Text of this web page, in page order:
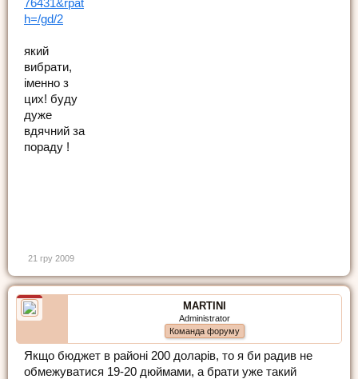
76431&rpat
h=/gd/2
який
вибрати,
іменно з
цих! буду
дуже
вдячний за
пораду !
21 гру 2009
MARTINI
Administrator
Команда форуму
Якщо бюджет в районі 200 доларів, то я би радив не
обмежуватися 19-20 дюймами, а брати уже такий